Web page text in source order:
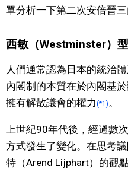
教育
工作勞動
家庭
語言
單分析一下第二次安倍晉三
西敏（Westminster）
人們通常認為日本的統治
內閣制的本質在於內閣基
擁有解散議會的權力(*1) 。
上世紀90年代後，經過數
方式發生了變化。在思考
特（Arend Lijphart）的觀